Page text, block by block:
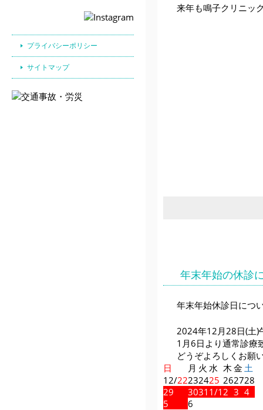
プライバシーポリシー
サイトマップ
来年も鳴子クリニッ
年末年始の休診
年末年始休診日につ
2024年12月28日(土)
1月6日より通常診療
どうぞよろしくお願
日
月 火 水 木金 土
12/22232425 262728
29
3031 1/12 3 4
5
6